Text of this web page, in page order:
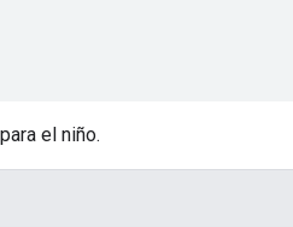
el niño.